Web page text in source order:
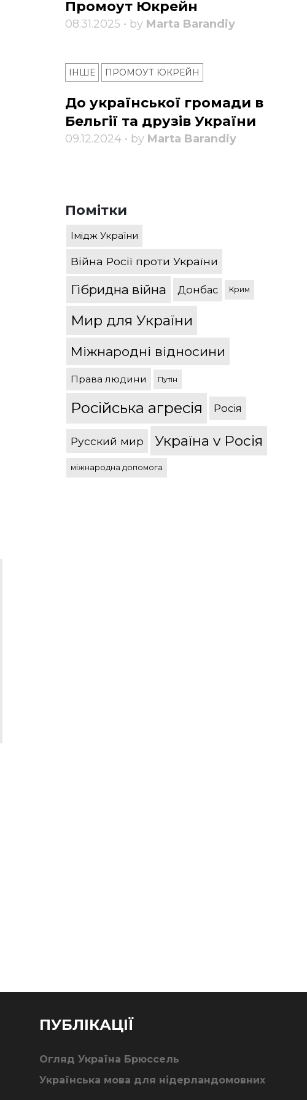
Промоут Юкрейн
08.31.2025 • by Marta Barandiy
ІНШЕ ПРОМОУТ ЮКРЕЙН
До української громади в
Бельгії та друзів України
09.12.2024 • by Marta Barandiy
Помітки
Імідж України
Війна Росії проти України
Гібридна війна Донбас Крим
Мир для України
Міжнародні відносини
Права людини Путін
Російська агресія Росія
Русский мир Україна v Росія
міжнародна допомога
ПУБЛІКАЦІЇ
Огляд Україна Брюссель
Українська мова для нідерландомовних